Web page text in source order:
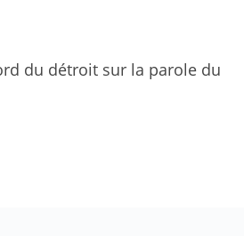
du détroit sur la parole du